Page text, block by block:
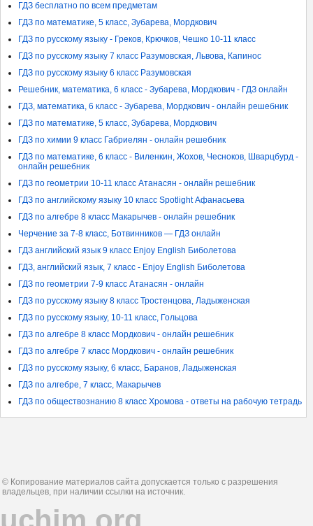
ГДЗ бесплатно по всем предметам
ГДЗ по математике, 5 класс, Зубарева, Мордкович
ГДЗ по русскому языку - Греков, Крючков, Чешко 10-11 класс
ГДЗ по русскому языку 7 класс Разумовская, Львова, Капинос
ГДЗ по русскому языку 6 класс Разумовская
Решебник, математика, 6 класс - Зубарева, Мордкович - ГДЗ онлайн
ГДЗ, математика, 6 класс - Зубарева, Мордкович - онлайн решебник
ГДЗ по математике, 5 класс, Зубарева, Мордкович
ГДЗ по химии 9 класс Габриелян - онлайн решебник
ГДЗ по математике, 6 класс - Виленкин, Жохов, Чесноков, Шварцбурд -
онлайн решебник
ГДЗ по геометрии 10-11 класс Атанасян - онлайн решебник
ГДЗ по английскому языку 10 класс Spotlight Афанасьева
ГДЗ по алгебре 8 класс Макарычев - онлайн решебник
Черчение за 7-8 класс, Ботвинников — ГДЗ онлайн
ГДЗ английский язык 9 класс Enjoy English Биболетова
ГДЗ, английский язык, 7 класс - Enjoy English Биболетова
ГДЗ по геометрии 7-9 класс Атанасян - онлайн
ГДЗ по русскому языку 8 класс Тростенцова, Ладыженская
ГДЗ по русскому языку, 10-11 класс, Гольцова
ГДЗ по алгебре 8 класс Мордкович - онлайн решебник
ГДЗ по алгебре 7 класс Мордкович - онлайн решебник
ГДЗ по русскому языку, 6 класс, Баранов, Ладыженская
ГДЗ по алгебре, 7 класс, Макарычев
ГДЗ по обществознанию 8 класс Хромова - ответы на рабочую тетрадь
© Копирование материалов сайта допускается только с разрешения
владельцев, при наличии ссылки на источник.